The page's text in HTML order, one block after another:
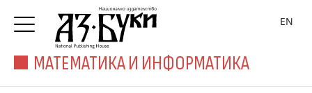
МАТЕМАТИКА И ИНФОРМАТИКА
EN